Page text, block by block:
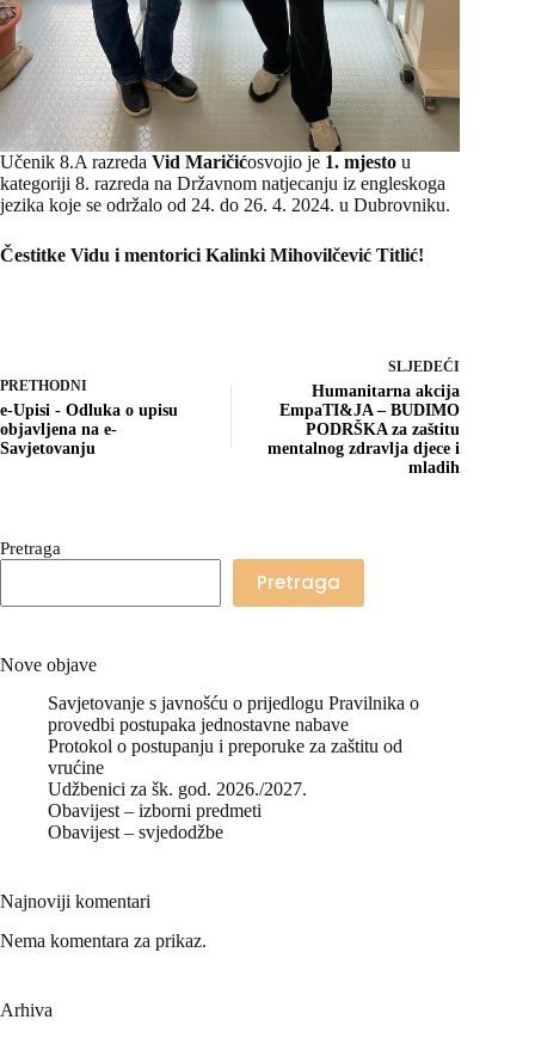
Učenik 8.A razreda Vid Maričićosvojio je 1. mjesto u
kategoriji 8. razreda na Državnom natjecanju iz engleskoga
jezika koje se održalo od 24. do 26. 4. 2024. u Dubrovniku.
Čestitke Vidu i mentorici Kalinki Mihovilčević Titlić!
PRETHODNI
e-Upisi - Odluka o upisu
objavljena na e-
Savjetovanju
SLJEDEĆI
Humanitarna akcija
EmpaTI&JA – BUDIMO
PODRŠKA za zaštitu
mentalnog zdravlja djece i
mladih
Pretraga
Pretraga
Nove objave
Savjetovanje s javnošću o prijedlogu Pravilnika o
provedbi postupaka jednostavne nabave
Protokol o postupanju i preporuke za zaštitu od
vrućine
Udžbenici za šk. god. 2026./2027.
Obavijest – izborni predmeti
Obavijest – svjedodžbe
Najnoviji komentari
Nema komentara za prikaz.
Arhiva